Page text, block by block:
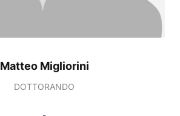
Matteo Migliorini
DOTTORANDO